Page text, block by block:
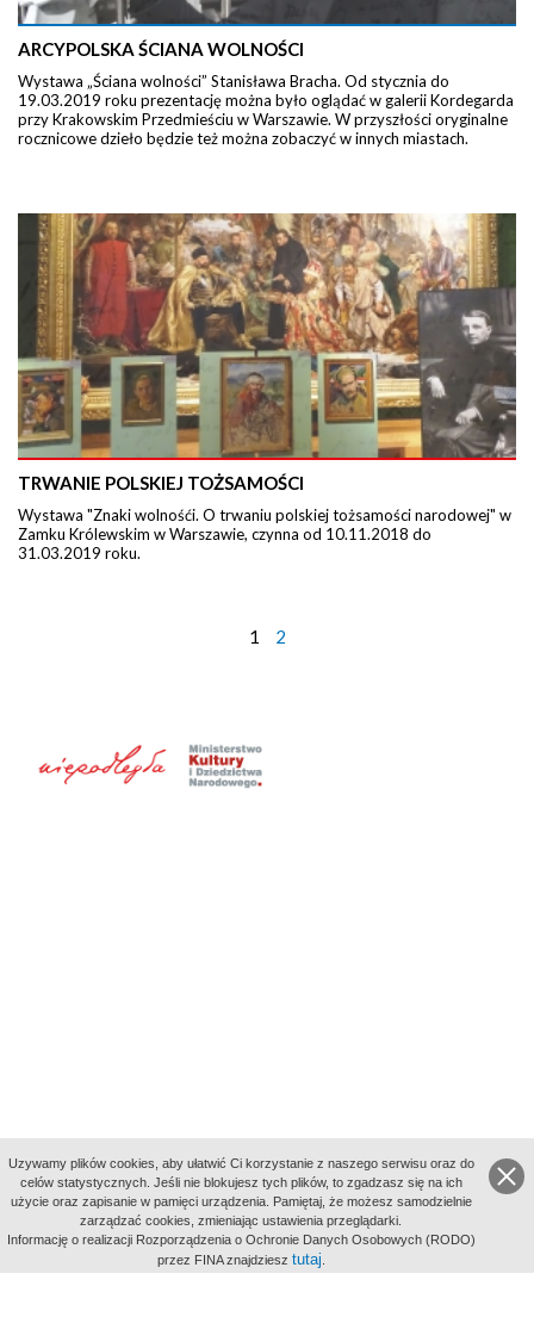
ARCYPOLSKA ŚCIANA WOLNOŚCI
Wystawa „Ściana wolności” Stanisława Bracha. Od stycznia do
19.03.2019 roku prezentację można było oglądać w galerii Kordegarda
przy Krakowskim Przedmieściu w Warszawie. W przyszłości oryginalne
rocznicowe dzieło będzie też można zobaczyć w innych miastach.
TRWANIE POLSKIEJ TOŻSAMOŚCI
Wystawa "Znaki wolnośći. O trwaniu polskiej tożsamości narodowej" w
Zamku Królewskim w Warszawie, czynna od 10.11.2018 do
31.03.2019 roku.
1 2
aktywności
Uzywamy plików cookies, aby ułatwić Ci korzystanie z naszego serwisu oraz do
celów statystycznych. Jeśli nie blokujesz tych plików, to zgadzasz się na ich
użycie oraz zapisanie w pamięci urządzenia. Pamiętaj, że możesz samodzielnie
zarządzać cookies, zmieniając ustawienia przeglądarki.
Informację o realizacji Rozporządzenia o Ochronie Danych Osobowych (RODO)
przez FINA znajdziesz tutaj